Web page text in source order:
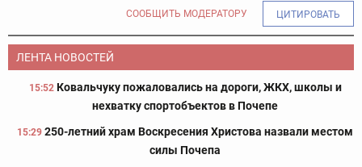
СООБЩИТЬ МОДЕРАТОРУ ЦИТИРОВАТЬ
ЛЕНТА НОВОСТЕЙ
15:52 Ковальчуку пожаловались на дороги, ЖКХ, школы и
нехватку спортобъектов в Почепе
15:29 250-летний храм Воскресения Христова назвали местом
силы Почепа